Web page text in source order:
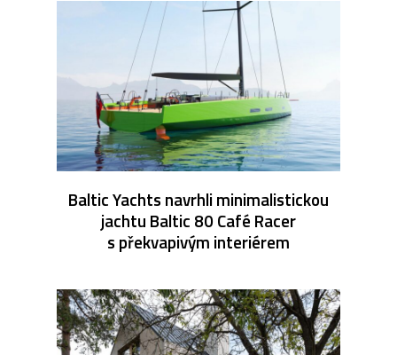
Baltic Yachts navrhli minimalistickou
jachtu Baltic 80 Café Racer
s překvapivým interiérem